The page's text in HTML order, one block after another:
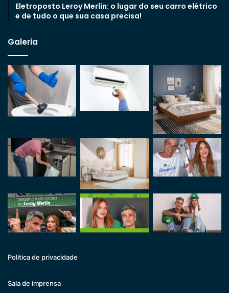
Eletroposto Leroy Merlin: o lugar do seu carro elétrico
e de tudo o que sua casa precisa!
Galeria
Politica de privacidade
Sala de imprensa